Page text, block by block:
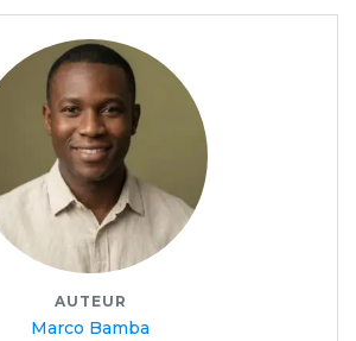
AUTEUR
Marco Bamba